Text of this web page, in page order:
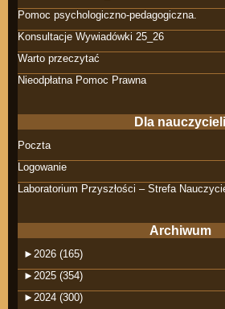
Pomoc psychologiczno-pedagogiczna.
Konsultacje Wywiadówki 25_26
Warto przeczytać
Nieodpłatna Pomoc Prawna
Dla nauczycieli
Poczta
Logowanie
Laboratorium Przyszłości – Strefa
Archiwum
► 2026 (165)
► 2025 (354)
► 2024 (300)